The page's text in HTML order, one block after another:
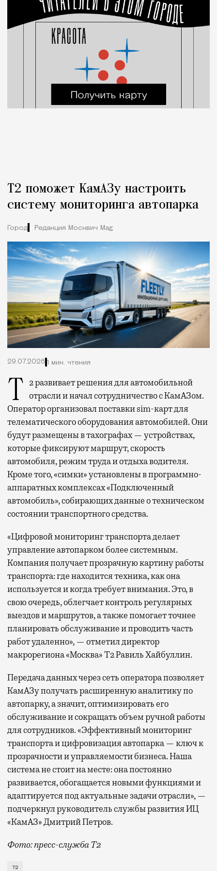
Т2 поможет КамАЗу настроить
систему мониторинга автопарка
Город Редакция Москвич Mag
29.07.2026 1 мин. чтения
Т2 развивает решения для автомобильной отрасли и начал сотрудничество с КамАЗом.
Оператор организовал поставки sim-карт для
телематического оборудования автомобилей. Они
будут размещены в тахографах — устройствах,
которые фиксируют маршрут, скорость
автомобиля, режим труда и отдыха водителя.
Кроме того, «симки» установлены в программно-
аппаратных комплексах «Подключенный
автомобиль», собирающих данные о техническом
состоянии транспортного средства.
«Цифровой мониторинг транспорта делает
управление автопарком более системным.
Компания получает прозрачную картину работы
транспорта: где находится техника, как она
используется и когда требует внимания. Это, в
свою очередь, облегчает контроль регулярных
выездов и маршрутов, а также помогает точнее
планировать обслуживание и проводить часть
работ удаленно», — отметил директор
макрорегиона «Москва» Т2 Равиль Хайбуллин.
Передача данных через сеть оператора позволяет
КамАЗу получать расширенную аналитику по
автопарку, а значит, оптимизировать его
обслуживание и сокращать объем ручной работы
для сотрудников. «Эффективный мониторинг
транспорта и цифровизация автопарка — ключ к
прозрачности и управляемости бизнеса. Наша
система не стоит на месте: она постоянно
развивается, обогащается новыми функциями и
адаптируется под актуальные задачи отрасли», —
подчеркнул руководитель службы развития ИЦ
«КамАЗ» Дмитрий Петров.
Фото: пресс-служба Т2
Т2 развивает решения для автомобильной
Т2